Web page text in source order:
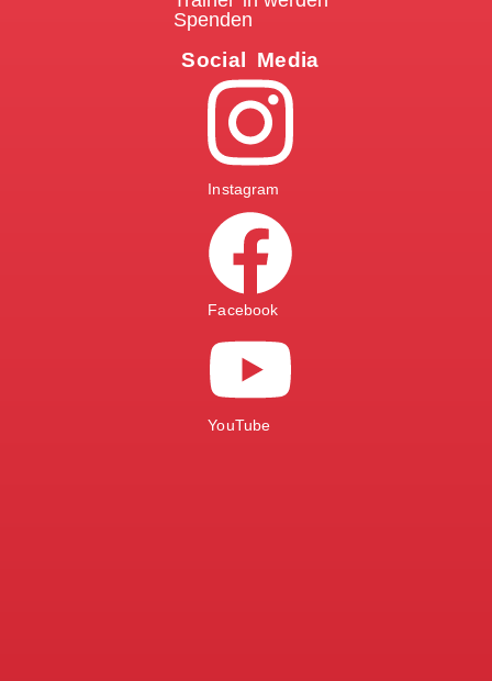
Spenden
Social Media
Instagram
Facebook
YouTube